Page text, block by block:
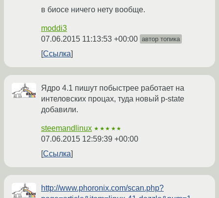
в биосе ничего нету вообще.
moddi3
07.06.2015 11:13:53 +00:00 автор топика
Ссылка
Ядро 4.1 пишут побыстрее работает на
интеловских процах, туда новый p-state
добавили.
steemandlinux ★★★★★
07.06.2015 12:59:39 +00:00
Ссылка
http://www.phoronix.com/scan.php?